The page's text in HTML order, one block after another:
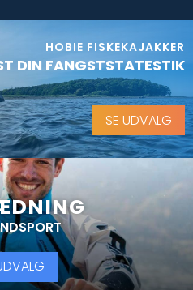
HOBIE FISKEKAJAKKER
DIN FANGSTSTATESTIK
SE UDVALG